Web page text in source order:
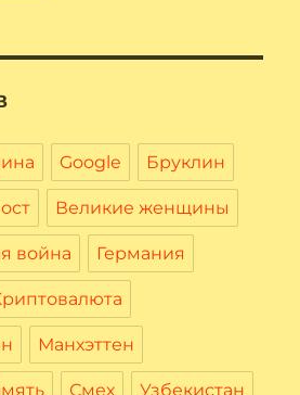
Google Бруклин
Великие женщины
война Германия
Манхэттен
Смех Узбекистан